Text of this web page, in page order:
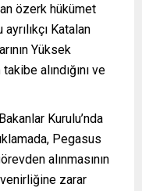
özerk hükümet
Katalan
Yüksek
alındığını ve
Kurulu’nda
Pegasus
alınmasının
zarar